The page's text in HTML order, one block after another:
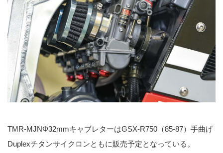
TMR-MJNΦ32mmキャブレターはGSX-R750（85-87）手曲げ
Duplexチタンサイクロンともに販売予定となっている。